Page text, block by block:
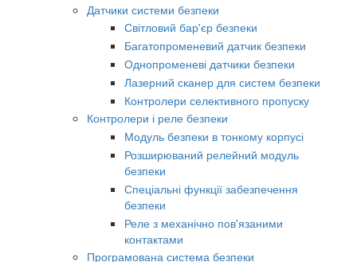
Датчики системи безпеки
Світловий бар'єр безпеки
Багатопроменевий датчик безпеки
Однопроменеві датчики безпеки
Лазерний сканер для систем безпеки
Контролери селективного пропуску
Контролери і реле безпеки
Модуль безпеки в тонкому корпусі
Розширюваний релейний модуль
безпеки
Спеціальні функції забезпечення
безпеки
Реле з механічно пов'язаними
контактами
Програмована система безпеки